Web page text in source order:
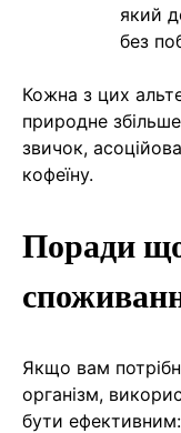
який
без
Кожна з цих
природне
звичок,
кофеїну.
Поради
Якщо вам
організм,
бути ефективним: